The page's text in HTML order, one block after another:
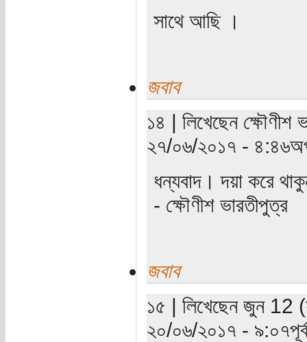
সাথে আছি ।
জবাব
১৪ | লিখেছেন ক্ষৌণীশ
২৭/০৬/২০১৭ -
ধন্যবাদ। দয়া করে
- ক্ষৌণীশ ভারতীপুত্র
জবাব
১৫ | লিখেছেন জুন 12
২০/০৬/২০১৭ -